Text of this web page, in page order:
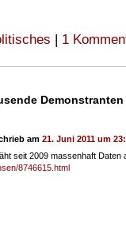
| 1
am 21. Juni 2011 um
seit 2009 massenhaft Daten
8746615.html